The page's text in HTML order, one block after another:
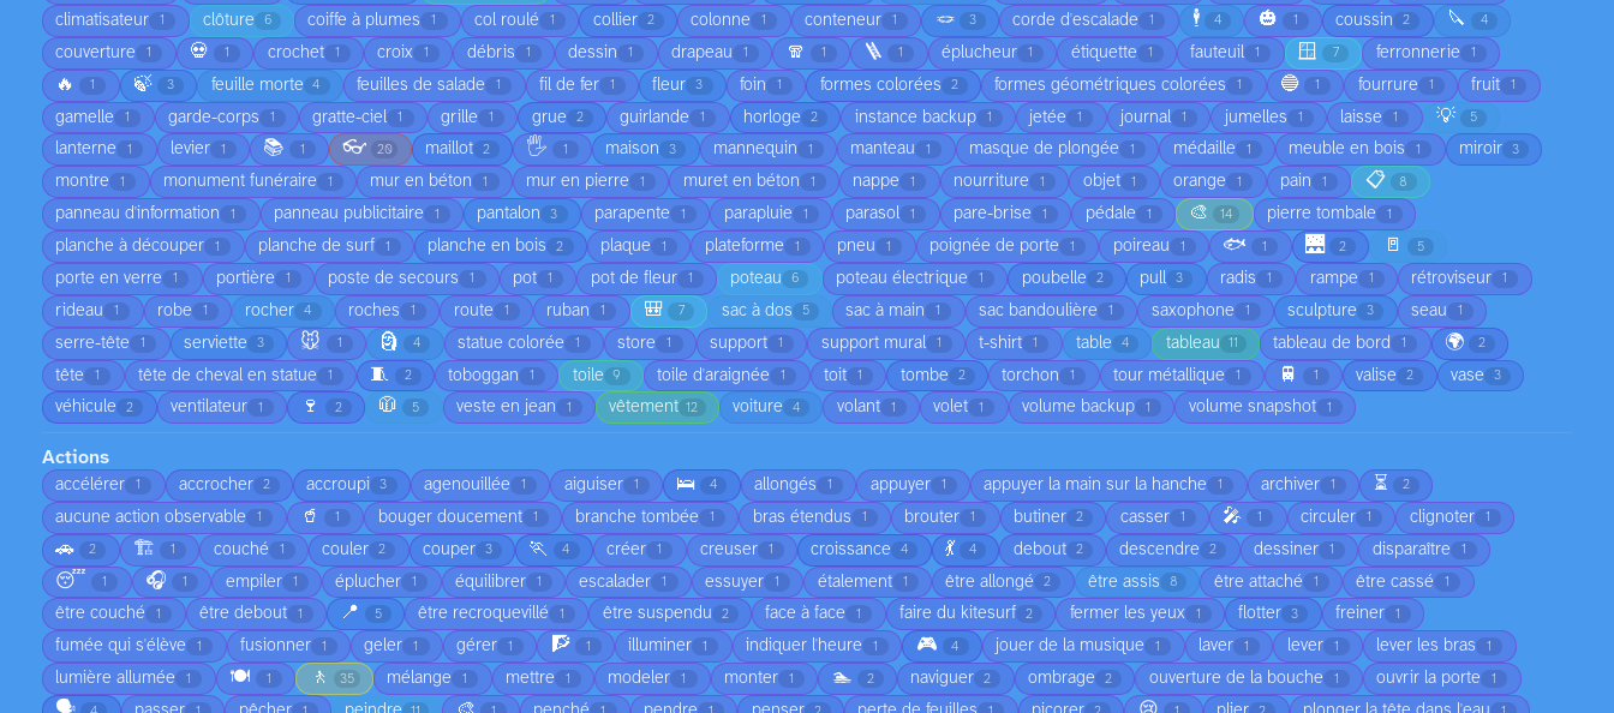
climatisateur 1 clôture 6 coiffe à plumes 1 col roulé 1 collier 2 colonne 1 conteneur 1 🪢 3 corde d'escalade 1 🕴️ 4 🎃 1 coussin 2 🔪 4
couverture 1 💀 1 crochet 1 croix 1 débris 1 dessin 1 drapeau 1 🧣 1 🪜 1 éplucheur 1 étiquette 1 fauteuil 1 🪟 7 ferronnerie 1
🔥 1 🍃 3 feuille morte 4 feuilles de salade 1 fil de fer 1 fleur 3 foin 1 formes colorées 2 formes géométriques colorées 1 🔵 1 fourrure 1 fruit 1
gamelle 1 garde-corps 1 gratte-ciel 1 grille 1 grue 2 guirlande 1 horloge 2 instance backup 1 jetée 1 journal 1 jumelles 1 laisse 1 💡 5
lanterne 1 levier 1 📚 1 👓 20 maillot 2 🖐️ 1 maison 3 mannequin 1 manteau 1 masque de plongée 1 médaille 1 meuble en bois 1 miroir 3
montre 1 monument funéraire 1 mur en béton 1 mur en pierre 1 muret en béton 1 nappe 1 nourriture 1 objet 1 orange 1 pain 1 📋 8
panneau d'information 1 panneau publicitaire 1 pantalon 3 parapente 1 parapluie 1 parasol 1 pare-brise 1 pédale 1 🎨 14 pierre tombale 1
planche à découper 1 planche de surf 1 planche en bois 2 plaque 1 plateforme 1 pneu 1 poignée de porte 1 poireau 1 🐟 1 🌉 2 🚪 5
porte en verre 1 portière 1 poste de secours 1 pot 1 pot de fleur 1 poteau 6 poteau électrique 1 poubelle 2 pull 3 radis 1 rampe 1 rétroviseur 1
rideau 1 robe 1 rocher 4 roches 1 route 1 ruban 1 🎒 7 sac à dos 5 sac à main 1 sac bandoulière 1 saxophone 1 sculpture 3 seau 1
serre-tête 1 serviette 3 🐭 1 🗿 4 statue colorée 1 store 1 support 1 support mural 1 t-shirt 1 table 4 tableau 11 tableau de bord 1 🌍 2
tête 1 tête de cheval en statue 1 🧵 2 toboggan 1 toile 9 toile d'araignée 1 toit 1 tombe 2 torchon 1 tour métallique 1 🚆 1 valise 2 vase 3
véhicule 2 ventilateur 1 🍷 2 🧥 5 veste en jean 1 vêtement 12 voiture 4 volant 1 volet 1 volume backup 1 volume snapshot 1
Actions
accélérer 1 accrocher 2 accroupi 3 agenouillée 1 aiguiser 1 🛌 4 allongés 1 appuyer 1 appuyer la main sur la hanche 1 archiver 1 ⏳ 2
aucune action observable 1 🥤 1 bouger doucement 1 branche tombée 1 bras étendus 1 brouter 1 butiner 2 casser 1 🎤 1 circuler 1 clignoter 1
🚗 2 🏗️ 1 couché 1 couler 2 couper 3 🏃 4 créer 1 creuser 1 croissance 4 💃 4 debout 2 descendre 2 dessiner 1 disparaître 1
😴 1 🎧 1 empiler 1 éplucher 1 équilibrer 1 escalader 1 essuyer 1 étalement 1 être allongé 2 être assis 8 être attaché 1 être cassé 1
être couché 1 être debout 1 📍 5 être recroquevillé 1 être suspendu 2 face à face 1 faire du kitesurf 2 fermer les yeux 1 flotter 3 freiner 1
fumée qui s'élève 1 fusionner 1 geler 1 gérer 1 🧗 1 illuminer 1 indiquer l'heure 1 🎮 4 jouer de la musique 1 laver 1 lever 1 lever les bras 1
lumière allumée 1 🍽️ 1 🚶 35 mélange 1 mettre 1 modeler 1 monter 1 🏊 2 naviguer 2 ombrage 2 ouverture de la bouche 1 ouvrir la porte 1